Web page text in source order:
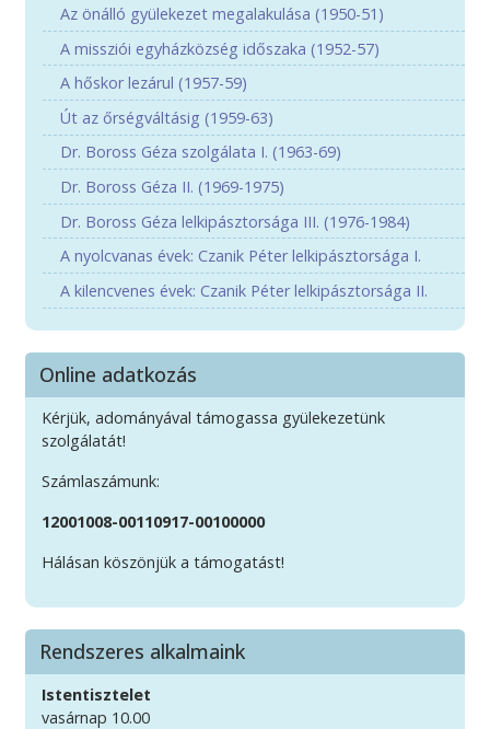
Az önálló gyülekezet megalakulása (1950-51)
A missziói egyházközség időszaka (1952-57)
A hőskor lezárul (1957-59)
Út az őrségváltásig (1959-63)
Dr. Boross Géza szolgálata I. (1963-69)
Dr. Boross Géza II. (1969-1975)
Dr. Boross Géza lelkipásztorsága III. (1976-1984)
A nyolcvanas évek: Czanik Péter lelkipásztorsága I.
A kilencvenes évek: Czanik Péter lelkipásztorsága II.
Online adatkozás
Kérjük, adományával támogassa gyülekezetünk
szolgálatát!
Számlaszámunk:
12001008-00110917-00100000
Hálásan köszönjük a támogatást!
Rendszeres alkalmaink
Istentisztelet
vasárnap 10.00